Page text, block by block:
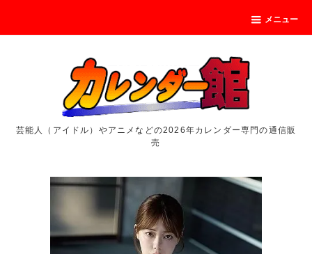
メニュー
芸能人（アイドル）やアニメなどの2026年カレンダー専門の通信販
売